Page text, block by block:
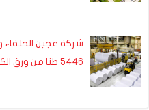
شركة عجين الحلفاء
5446 طنا من ورق الكتاب المدرسي وتؤمّن كامل…